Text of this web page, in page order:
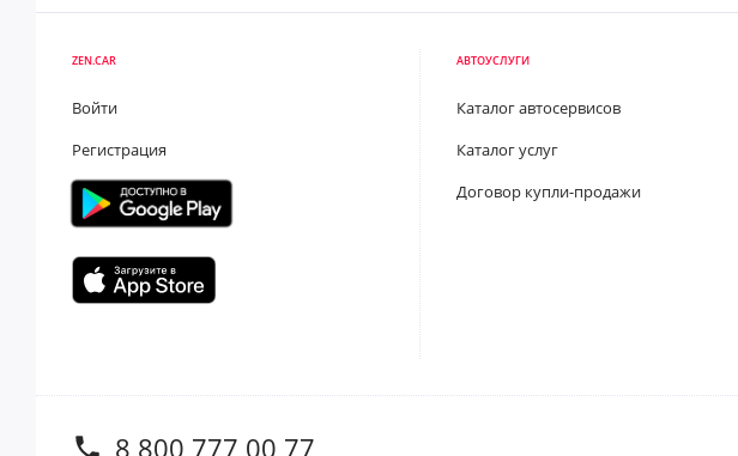
ZEN.CAR
Войти
Регистрация
АВТОУСЛУГИ
Каталог автосервисов
Каталог услуг
Договор купли-продажи
8 800 777 00 77